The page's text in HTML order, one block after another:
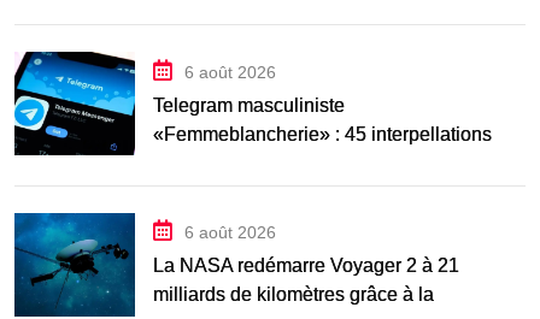
6 août 2026
Telegram masculiniste
«Femmeblancherie» : 45 interpellations
6 août 2026
La NASA redémarre Voyager 2 à 21
milliards de kilomètres grâce à la